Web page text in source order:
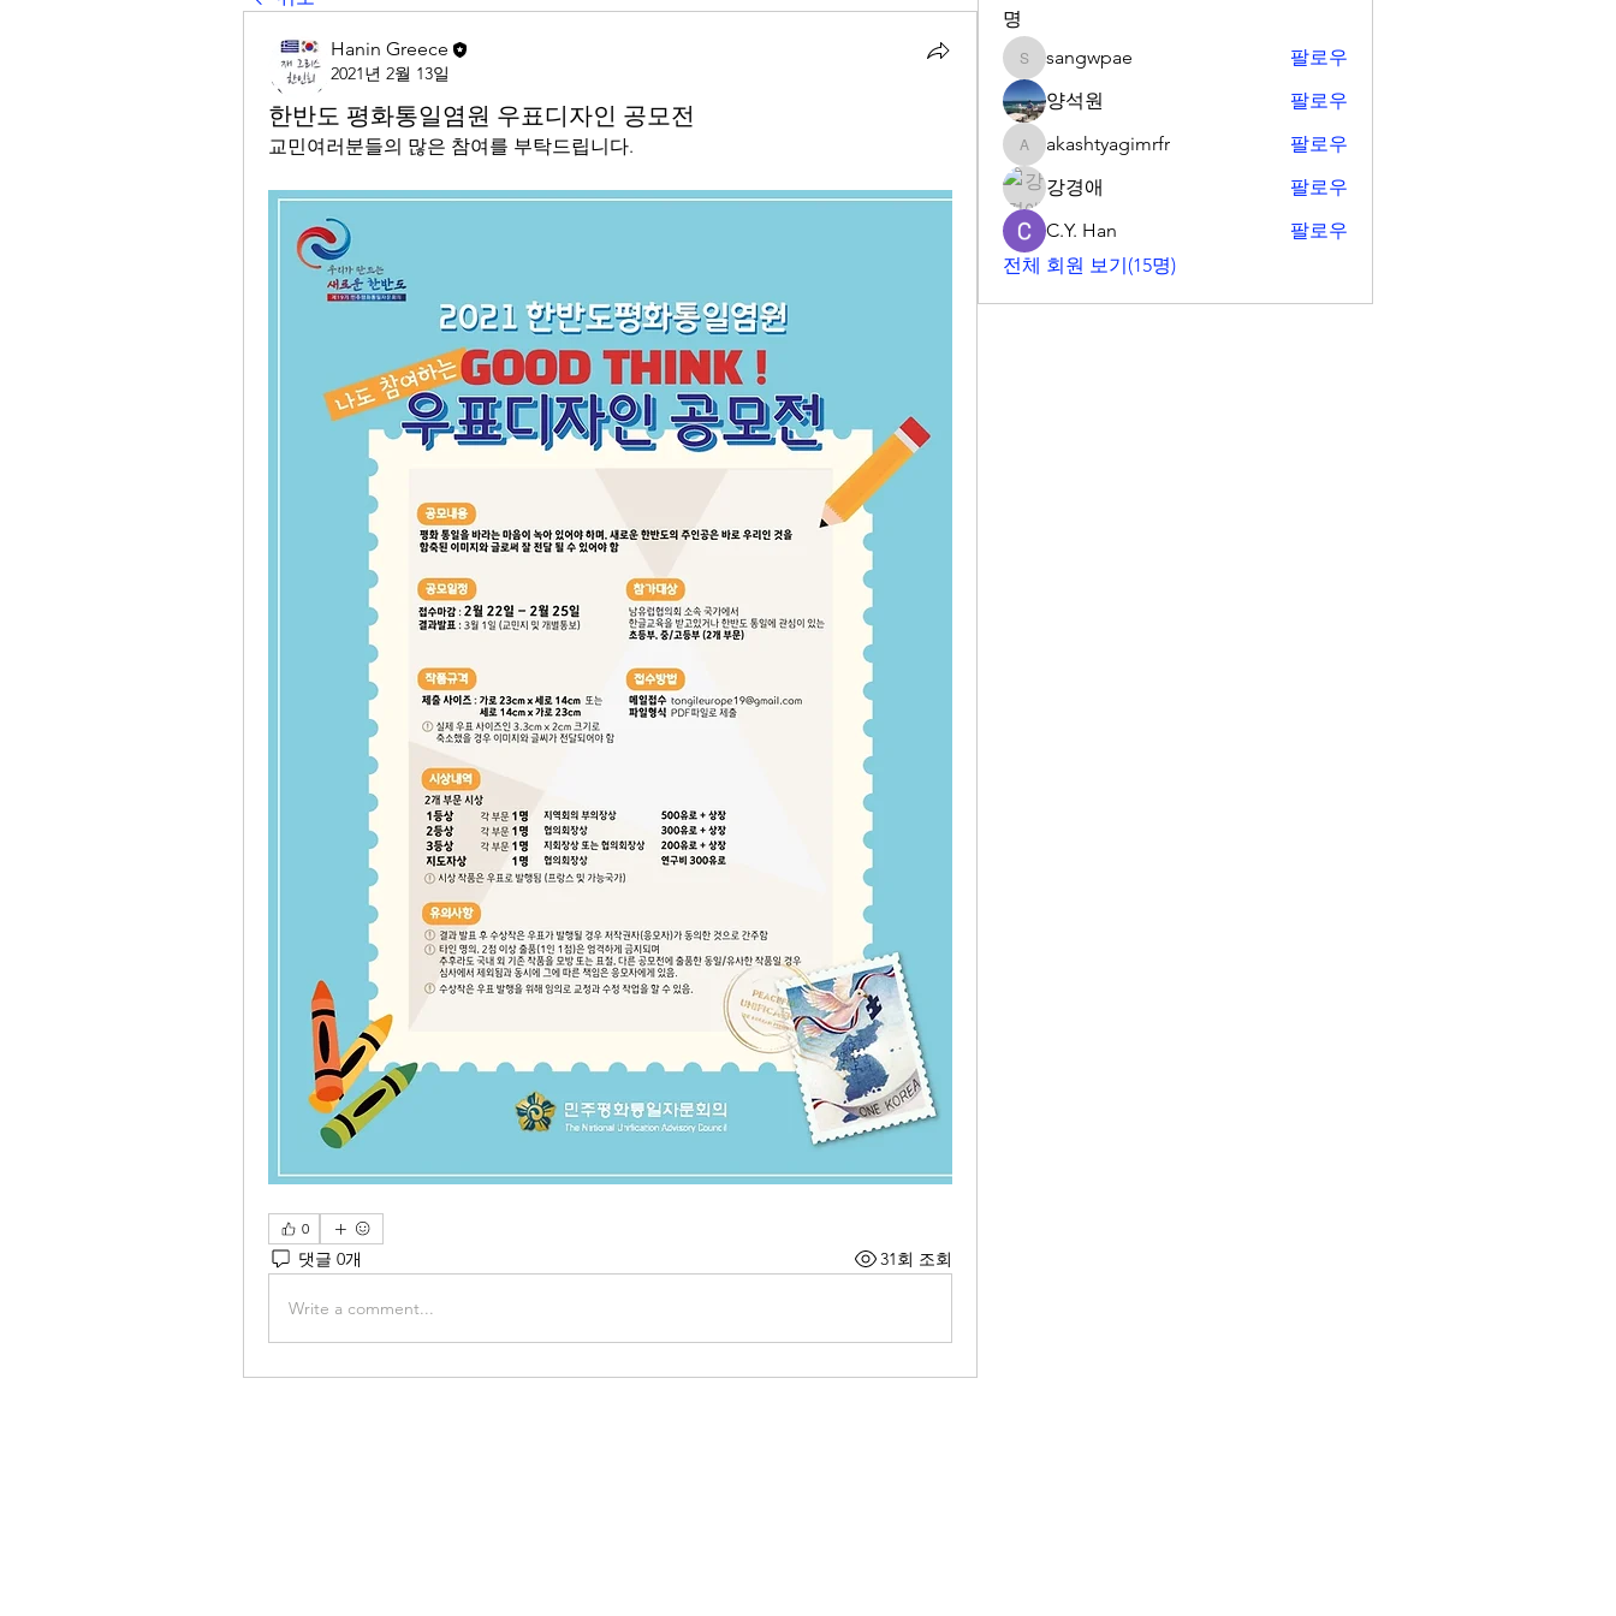
Hanin Greece
2021년 2월 13일
한반도 평화통일염원 우표디자인 공모전
교민여러분들의 많은 참여를 부탁드립니다.
0
댓글 0개 31회 조회
Write a comment...
명
sangwpae
sangwpae
팔로우
양석원
팔로우
akashtyagimrfr
akashtyagimrfr
팔로우
강경애
팔로우
C.Y. Han
팔로우
전체 회원 보기(15명)